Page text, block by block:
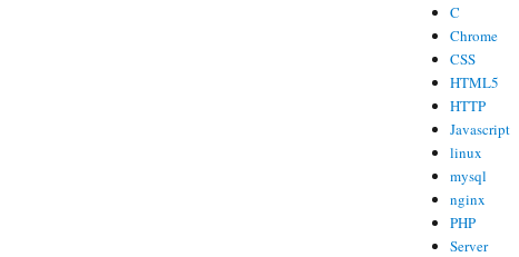
C
Chrome
CSS
HTML5
HTTP
Javascript
linux
mysql
nginx
PHP
Server